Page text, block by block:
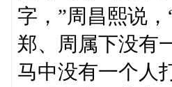
字，”周昌熙说
郑、周属下没有
马中没有一个人